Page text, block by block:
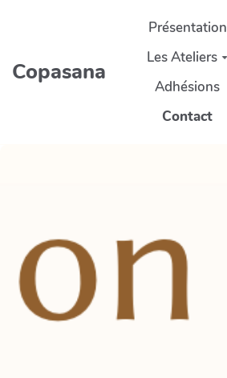
Aller au contenu principal
Copasana
Présentation
Les Ateliers
Adhésions
Contact